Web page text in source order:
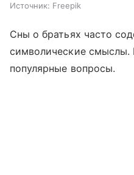
Источник: Freepik
Сны о братьях часто
символические
популярные вопросы.